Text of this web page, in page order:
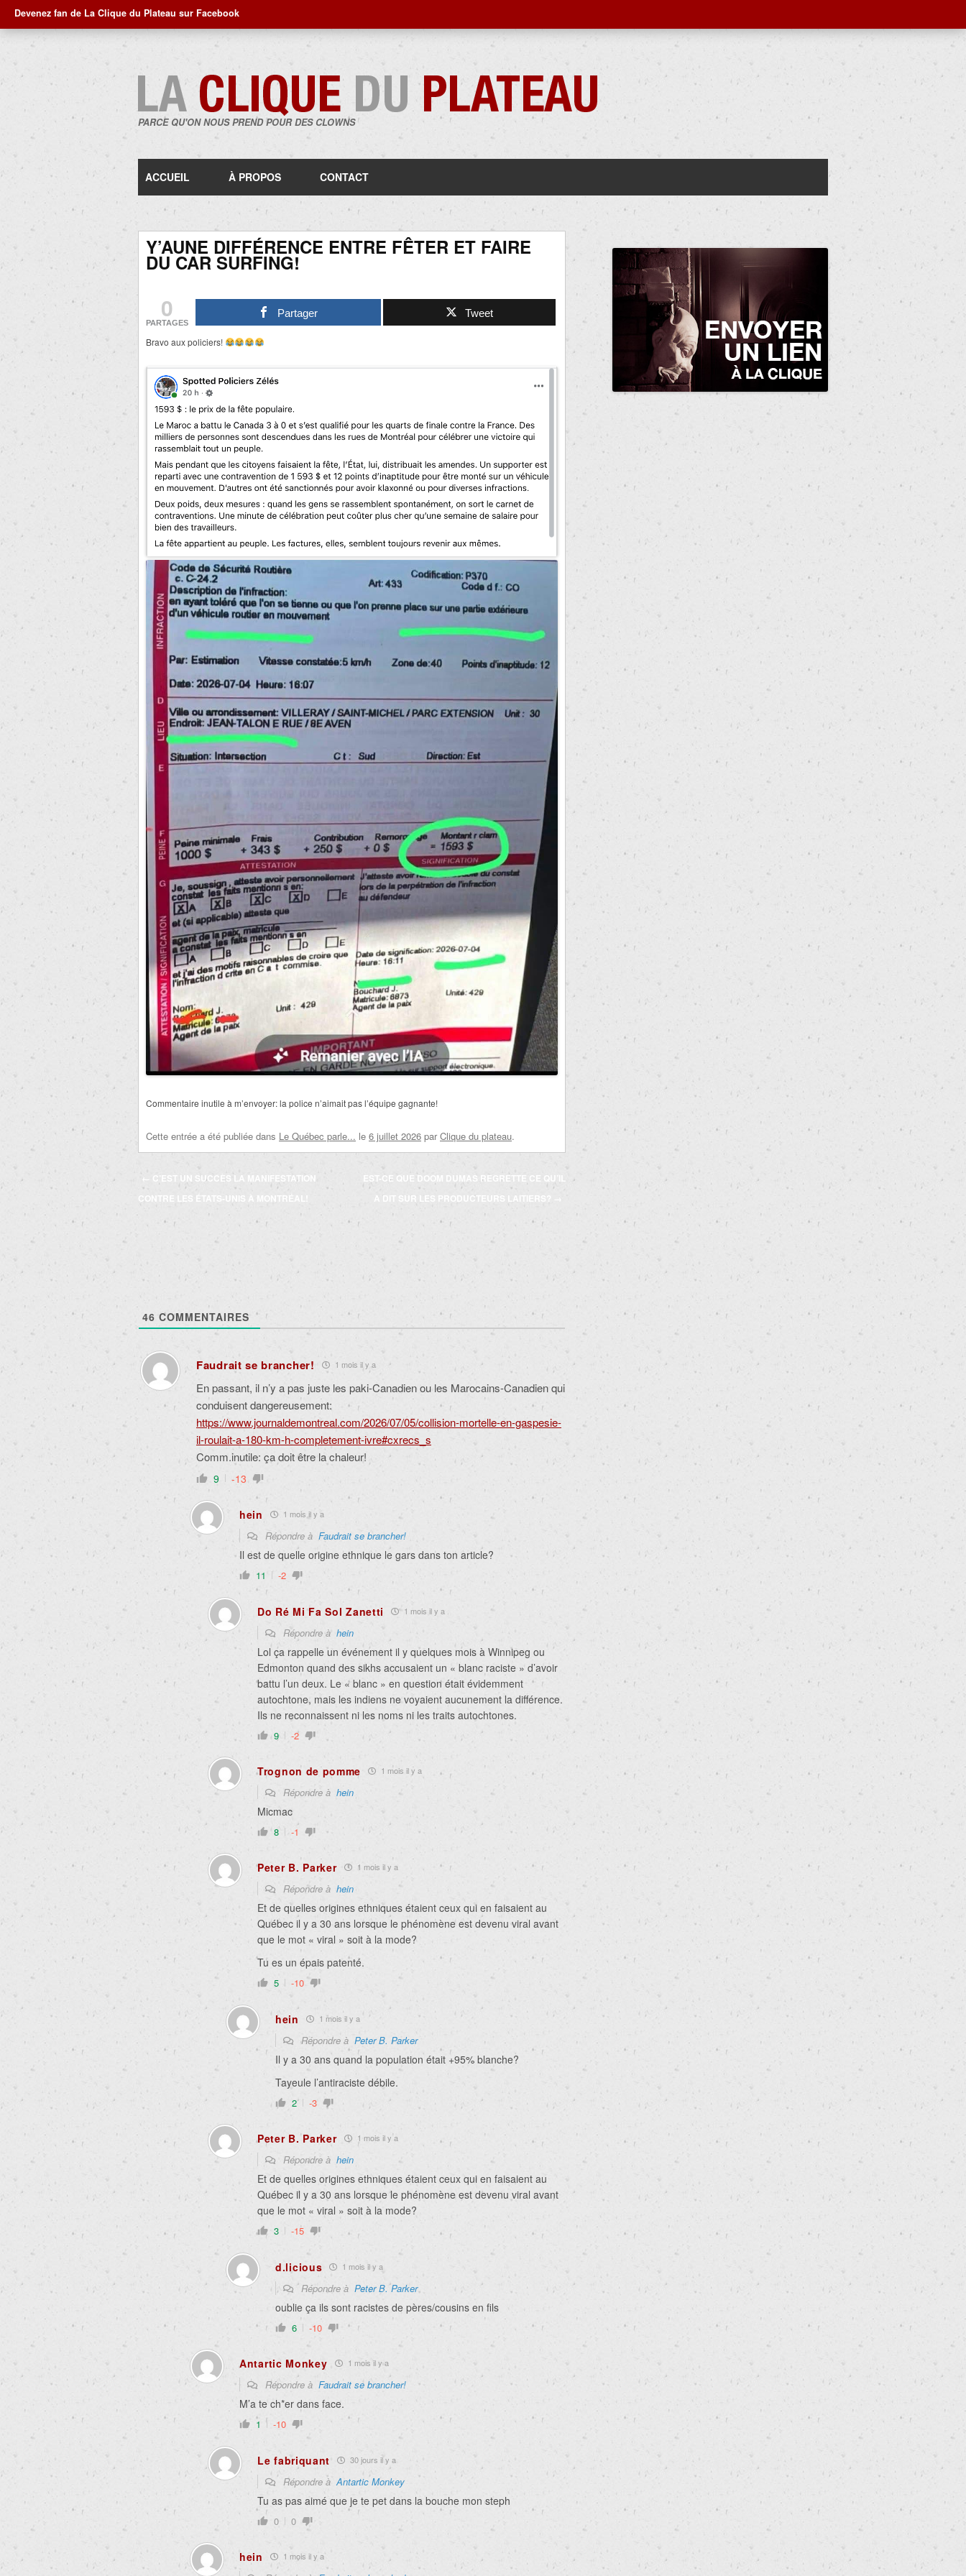
Devenez fan de La Clique du Plateau sur Facebook
PARCE QU'ON NOUS PREND POUR DES CLOWNS
au
ACCUEIL À PROPOS CONTACT
Y’AUNE DIFFÉRENCE ENTRE FÊTER ET FAIRE
DU CAR SURFING!
0
PARTAGES
Partager Tweet
Bravo aux policiers!
Commentaire inutile à m’envoyer: la police n’aimait pas l’équipe gagnante!
Cette entrée a été publiée dans Le Québec parle... le 6 juillet 2026 par Clique du plateau.
Navigation
des
articles
←
C’EST UN SUCCÈS LA MANIFESTATION
CONTRE LES ÉTATS-UNIS À MONTRÉAL!
EST-CE QUE DOOM DUMAS REGRETTE CE QU’IL
A DIT SUR LES PRODUCTEURS LAITIERS?
→
46 COMMENTAIRES
Faudrait se brancher! 1 mois il y a
En passant, il n’y a pas juste les paki-Canadien ou les Marocains-Canadien qui
conduisent dangereusement:
https://www.journaldemontreal.com/2026/07/05/collision-mortelle-en-gaspesie-
il-roulait-a-180-km-h-completement-ivre#cxrecs_s
Comm.inutile: ça doit être la chaleur!
9 -13
hein 1 mois il y a
Répondre à Faudrait se brancher!
Il est de quelle origine ethnique le gars dans ton article?
11 -2
Do Ré Mi Fa Sol Zanetti 1 mois il y a
Répondre à hein
Lol ça rappelle un événement il y quelques mois à Winnipeg ou
Edmonton quand des sikhs accusaient un « blanc raciste » d’avoir
battu l’un deux. Le « blanc » en question était évidemment
autochtone, mais les indiens ne voyaient aucunement la différence.
Ils ne reconnaissent ni les noms ni les traits autochtones.
9 -2
Trognon de pomme 1 mois il y a
Répondre à hein
Micmac
8 -1
Peter B. Parker 1 mois il y a
Répondre à hein
Et de quelles origines ethniques étaient ceux qui en faisaient au
Québec il y a 30 ans lorsque le phénomène est devenu viral avant
que le mot « viral » soit à la mode?
Tu es un épais patenté.
5 -10
hein 1 mois il y a
Répondre à Peter B. Parker
Il y a 30 ans quand la population était +95% blanche?
Tayeule l’antiraciste débile.
2 -3
Peter B. Parker 1 mois il y a
Répondre à hein
Et de quelles origines ethniques étaient ceux qui en faisaient au
Québec il y a 30 ans lorsque le phénomène est devenu viral avant
que le mot « viral » soit à la mode?
3 -15
d.licious 1 mois il y a
Répondre à Peter B. Parker
oublie ça ils sont racistes de pères/cousins en fils
6 -10
Antartic Monkey 1 mois il y a
Répondre à Faudrait se brancher!
M’a te ch*er dans face.
1 -10
Le fabriquant 30 jours il y a
Répondre à Antartic Monkey
Tu as pas aimé que je te pet dans la bouche mon steph
0 0
hein 1 mois il y a